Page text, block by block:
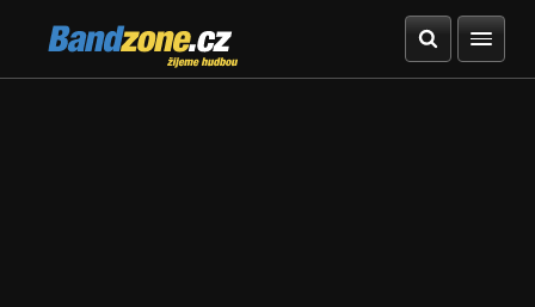
Bandzone.cz
žijeme hudbou